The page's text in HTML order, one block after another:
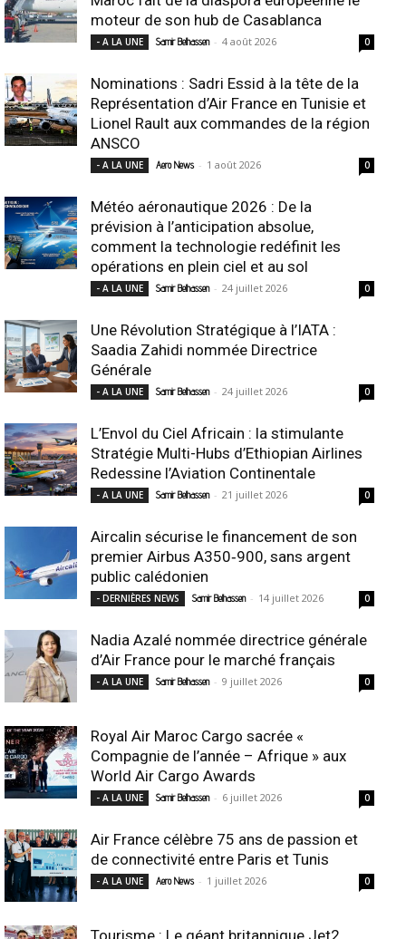
moteur de son hub de Casablanca
- A LA UNE Samir Belhassen - 4 août 2026 0
Nominations : Sadri Essid à la tête de la
Représentation d’Air France en Tunisie et
Lionel Rault aux commandes de la région
ANSCO
- A LA UNE Aero News - 1 août 2026 0
Météo aéronautique 2026 : De la
prévision à l’anticipation absolue,
comment la technologie redéfinit les
opérations en plein ciel et au sol
- A LA UNE Samir Belhassen - 24 juillet 2026 0
Une Révolution Stratégique à l’IATA :
Saadia Zahidi nommée Directrice
Générale
- A LA UNE Samir Belhassen - 24 juillet 2026 0
L’Envol du Ciel Africain : la stimulante
Stratégie Multi-Hubs d’Ethiopian Airlines
Redessine l’Aviation Continentale
- A LA UNE Samir Belhassen - 21 juillet 2026 0
Aircalin sécurise le financement de son
premier Airbus A350‑900, sans argent
public calédonien
- DERNIÈRES NEWS Samir Belhassen - 14 juillet 2026 0
Nadia Azalé nommée directrice générale
d’Air France pour le marché français
- A LA UNE Samir Belhassen - 9 juillet 2026 0
Royal Air Maroc Cargo sacrée «
Compagnie de l’année – Afrique » aux
World Air Cargo Awards
- A LA UNE Samir Belhassen - 6 juillet 2026 0
Air France célèbre 75 ans de passion et
de connectivité entre Paris et Tunis
- A LA UNE Aero News - 1 juillet 2026 0
Tourisme : Le géant britannique Jet2